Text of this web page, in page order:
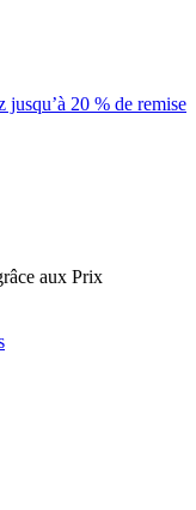
jusqu’à 20 % de remise
aux Prix